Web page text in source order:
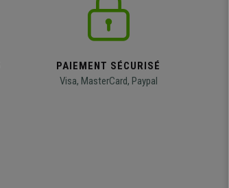
PAIEMENT SÉCURISÉ
Visa, MasterCard, Paypal